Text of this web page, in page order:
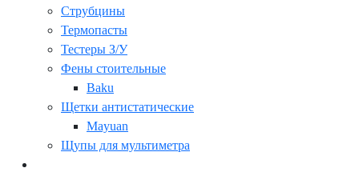
Струбцины
Термопасты
Тестеры З/У
Фены стоительные
Baku
Щетки антистатические
Mayuan
Щупы для мультиметра